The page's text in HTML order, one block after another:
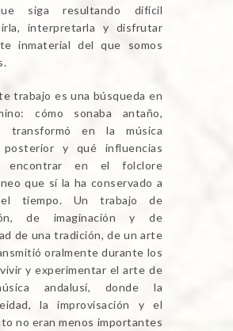
siga resultando difícil
interpretarla y disfrutar
inmaterial del que somos
trabajo es una búsqueda en
cómo sonaba antaño,
transformó en la música
posterior y qué influencias
encontrar en el folclore
que sí la ha conservado a
tiempo. Un trabajo de
de imaginación y de
de una tradición, de un arte
oralmente durante los
y experimentar el arte de
andalusí, donde la
la improvisación y el
no eran menos importantes